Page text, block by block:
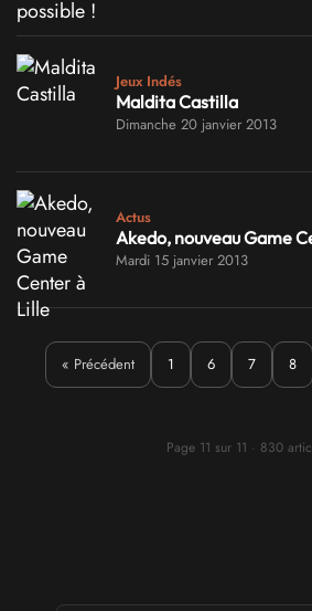
Jeux Indés
Maldita Castilla
Dimanche 20 janvier 2013
Actus
Akedo, nouveau Game
Mardi 15 janvier 2013
« Précédent 1 6 7 8
Page 11 sur 11 · 830